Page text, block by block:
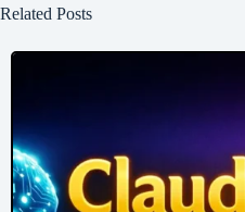
Related Posts